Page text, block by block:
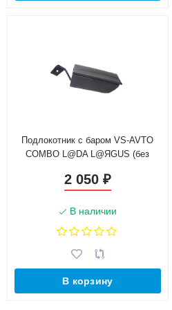
Подлокотник с баром VS-AVTO
COMBO L@DA L@ЯGUS (без
2 050 ₽
В наличии
В корзину